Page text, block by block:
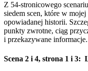
Z 54-stronicowego
siedem scen, które w
opowiadanej historii.
punkty zwrotne, ciąg
i przekazywane informacje.
Scena 2 i 4, strona 1 i 3: